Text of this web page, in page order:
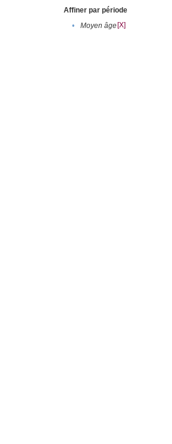
Affiner par période
•
Moyen âge[X]